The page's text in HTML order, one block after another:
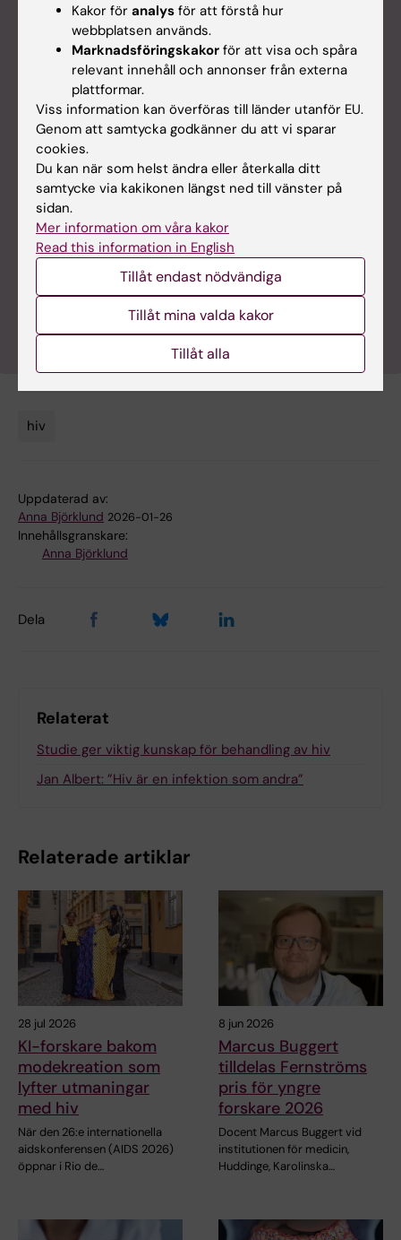
Vad vet du om hiv?
Hiv-viruset identifierades för över 40 år sedan och
snart kunde man koppla ihop det med den dödliga
sjukdomen aids. Globalt lever 40 miljoner med hiv
men tack vare forskning så finns idag effektiva
läkemedel som kan hålla viruset i schack. Professor
Anders Sönnerborg har varit med på hela resan från
upptäckt till kontroll.
hiv
Uppdaterad av:
Anna Björklund 2026-01-26
Innehållsgranskare:
Anna Björklund
Dela
Relaterat
Studie ger viktig kunskap för behandling av hiv
Jan Albert: ”Hiv är en infektion som andra”
Relaterade artiklar
28 jul 2026
KI-forskare bakom
modekreation som
lyfter utmaningar
med hiv
När den 26:e internationella
aidskonferensen (AIDS 2026)
öppnar i Rio de…
8 jun 2026
Marcus Buggert
tilldelas Fernströms
pris för yngre
forskare 2026
Docent Marcus Buggert vid
institutionen för medicin,
Huddinge, Karolinska…
Kakor för analys för att förstå hur
webbplatsen används.
Marknadsföringskakor för att visa och spåra
relevant innehåll och annonser från externa
plattformar.
Viss information kan överföras till länder utanför EU.
Genom att samtycka godkänner du att vi sparar
cookies.
Du kan när som helst ändra eller återkalla ditt
samtycke via kakikonen längst ned till vänster på
sidan.
Mer information om våra kakor
Read this information in English
Tillåt endast nödvändiga
Tillåt mina valda kakor
Tillåt alla